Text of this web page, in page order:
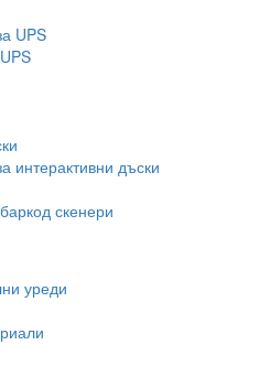
UPS
интерактивни дъски
скенери
уреди